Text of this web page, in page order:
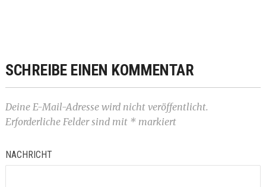
SCHREIBE EINEN KOMMENTAR
Deine E-Mail-Adresse wird nicht veröffentlicht.
Erforderliche Felder sind mit *markiert
NACHRICHT